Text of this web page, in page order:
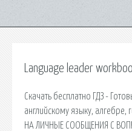
Language leader
Скачать бесплатно ГДЗ -
английскому языку, алгебре,
НА ЛИЧНЫЕ СООБЩЕНИЯ С